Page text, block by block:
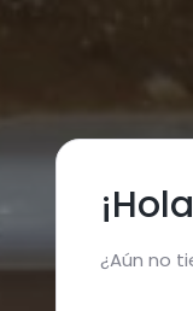
¿Aún no